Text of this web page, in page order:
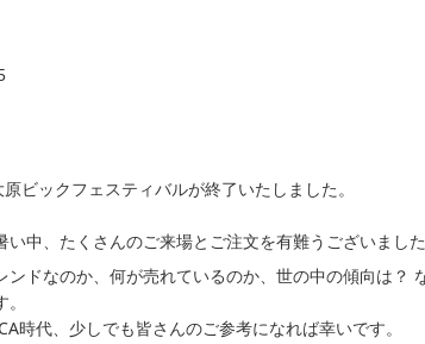
ビックフェスティバルが終了いたしました。
い中、たくさんのご来場とご注文を有難うございまし
ンドなのか、何が売れているのか、世の中の傾向は？
時代、少しでも皆さんのご参考になれば幸いです。